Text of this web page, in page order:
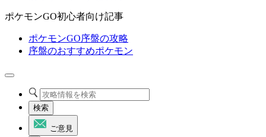
ポケモンGO初心者向け記事
ポケモンGO序盤の攻略
序盤のおすすめポケモン
検索
ご意見